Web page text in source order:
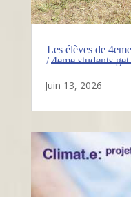
Les élèves de
/ 4eme students
Juin 13, 2026